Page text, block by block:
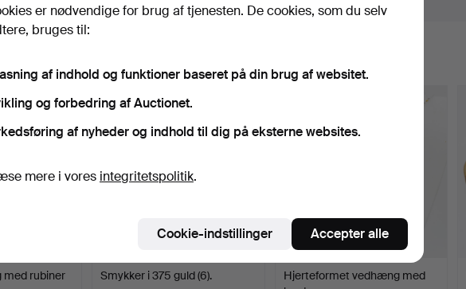
der matcher din søgning
med rubiner
Smykker i 375 guld (6).
Hjerteformet vedhæng med
er nødvendige for brug af tjenesten. De cookies, som du selv
bruges til:
af indhold og funktioner baseret på din brug af websitet.
og forbedring af Auctionet.
af nyheder og indhold til dig på eksterne websites.
mere i vores integritetspolitik.
Cookie-indstillinger Accepter alle